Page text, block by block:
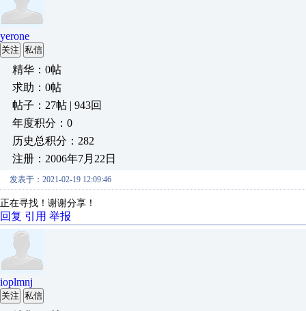
yerone
关注 私信
精华：0帖
求助：0帖
帖子：27帖 | 943回
年度积分：0
历史总积分：282
注册：2006年7月22日
发表于：2021-02-19 12:09:46
正在寻找！谢谢分享！
回复 引用 举报
ioplmnj
关注 私信